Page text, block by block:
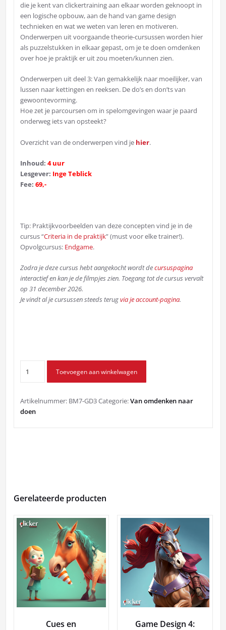
die je kent van clickertraining aan elkaar worden geknoopt in
een logische opbouw, aan de hand van game design
technieken en wat we weten van leren en motiveren.
Onderwerpen uit voorgaande theorie-cursussen worden hier
als puzzelstukken in elkaar gepast, om je te doen omdenken
over hoe je praktijk er uit zou moeten/kunnen zien.
Onderwerpen uit deel 3: Van gemakkelijk naar moeilijker, van
lussen naar kettingen en reeksen. De do’s en don’ts van
gewoontevorming.
Hoe zet je parcoursen om in spelomgevingen waar je paard
onderweg iets van opsteekt?
Overzicht van de onderwerpen vind je hier.
Inhoud:4 uur
Lesgever: Inge Teblick
Fee:69,-
Tip: Praktijkvoorbeelden van deze concepten vind je in de
cursus “Criteria in de praktijk” (must voor elke trainer!).
Opvolgcursus: Endgame.
Zodra je deze cursus hebt aangekocht wordt decursuspagina
interactief en kan je de filmpjes zien. Toegang tot de cursus vervalt
op 31 december 2026.
Je vindt al je cursussen steeds terugvia je account-pagina.
Design
scaffolding
aantal
Toevoegen aan winkelwagen
Artikelnummer: BM7-GD3Categorie:Van omdenken naar
doen
Gerelateerde producten
Cues en
Game Design 4: